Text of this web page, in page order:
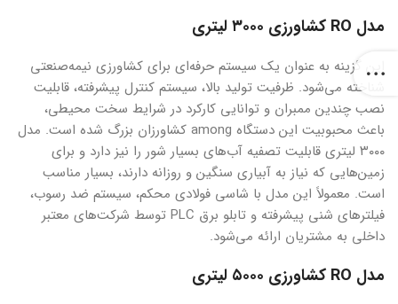
مدل RO کشاورزی ۳۰۰۰ لیتری
این گزینه به عنوان یک سیستم حرفه‌ای برای کشاورزی نیمه‌صنعتی
شناخته می‌شود. ظرفیت تولید بالا، سیستم کنترل پیشرفته، قابلیت
نصب چندین ممبران و توانایی کارکرد در شرایط سخت محیطی،
باعث محبوبیت این دستگاه among کشاورزان بزرگ شده است. مدل
۳۰۰۰ لیتری قابلیت تصفیه آب‌های بسیار شور را نیز دارد و برای
زمین‌هایی که نیاز به آبیاری سنگین و روزانه دارند، بسیار مناسب
است. معمولاً این مدل با شاسی فولادی محکم، سیستم ضد رسوب،
فیلترهای شنی پیشرفته و تابلو برق PLC توسط شرکت‌های معتبر
داخلی به مشتریان ارائه می‌شود.
مدل RO کشاورزی ۵۰۰۰ لیتری